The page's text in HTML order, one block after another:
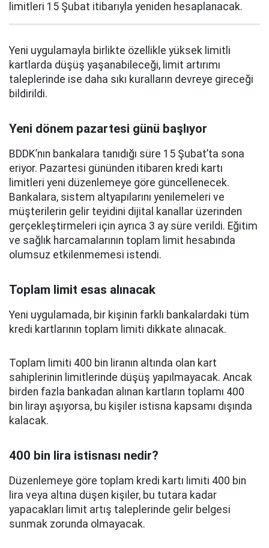
limitleri 15 Şubat itibarıyla yeniden hesaplanacak.
Yeni uygulamayla birlikte özellikle yüksek limitli
kartlarda düşüş yaşanabileceği, limit artırımı
taleplerinde ise daha sıkı kuralların devreye gireceği
bildirildi.
Yeni dönem pazartesi günü başlıyor
BDDK’nın bankalara tanıdığı süre 15 Şubat’ta sona
eriyor. Pazartesi gününden itibaren kredi kartı
limitleri yeni düzenlemeye göre güncellenecek.
Bankalara, sistem altyapılarını yenilemeleri ve
müşterilerin gelir teyidini dijital kanallar üzerinden
gerçekleştirmeleri için ayrıca 3 ay süre verildi. Eğitim
ve sağlık harcamalarının toplam limit hesabında
olumsuz etkilenmemesi istendi.
Toplam limit esas alınacak
Yeni uygulamada, bir kişinin farklı bankalardaki tüm
kredi kartlarının toplam limiti dikkate alınacak.
Toplam limiti 400 bin liranın altında olan kart
sahiplerinin limitlerinde düşüş yapılmayacak. Ancak
birden fazla bankadan alınan kartların toplamı 400
bin lirayı aşıyorsa, bu kişiler istisna kapsamı dışında
kalacak.
400 bin lira istisnası nedir?
Düzenlemeye göre toplam kredi kartı limiti 400 bin
lira veya altına düşen kişiler, bu tutara kadar
yapacakları limit artış taleplerinde gelir belgesi
sunmak zorunda olmayacak.